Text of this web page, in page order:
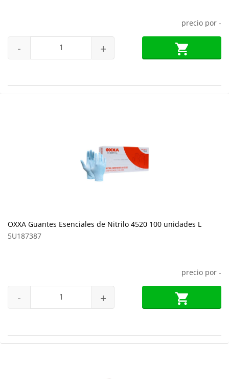
precio por -
- +
OXXA Guantes Esenciales de Nitrilo 4520 100 unidades L
5U187387
precio por -
- +